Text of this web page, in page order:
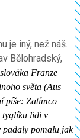
je iný, než náš.
Bělohradský,
Franze
světa (Aus
píše: Zatímco
tyglíku lidi v
padaly pomalu jak